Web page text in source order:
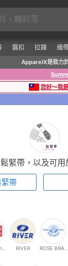
羈扣 拉鍊 織
ApparelX是致力
您好～我
緊帶，以及可
帶
RIVER ROSE BRA..